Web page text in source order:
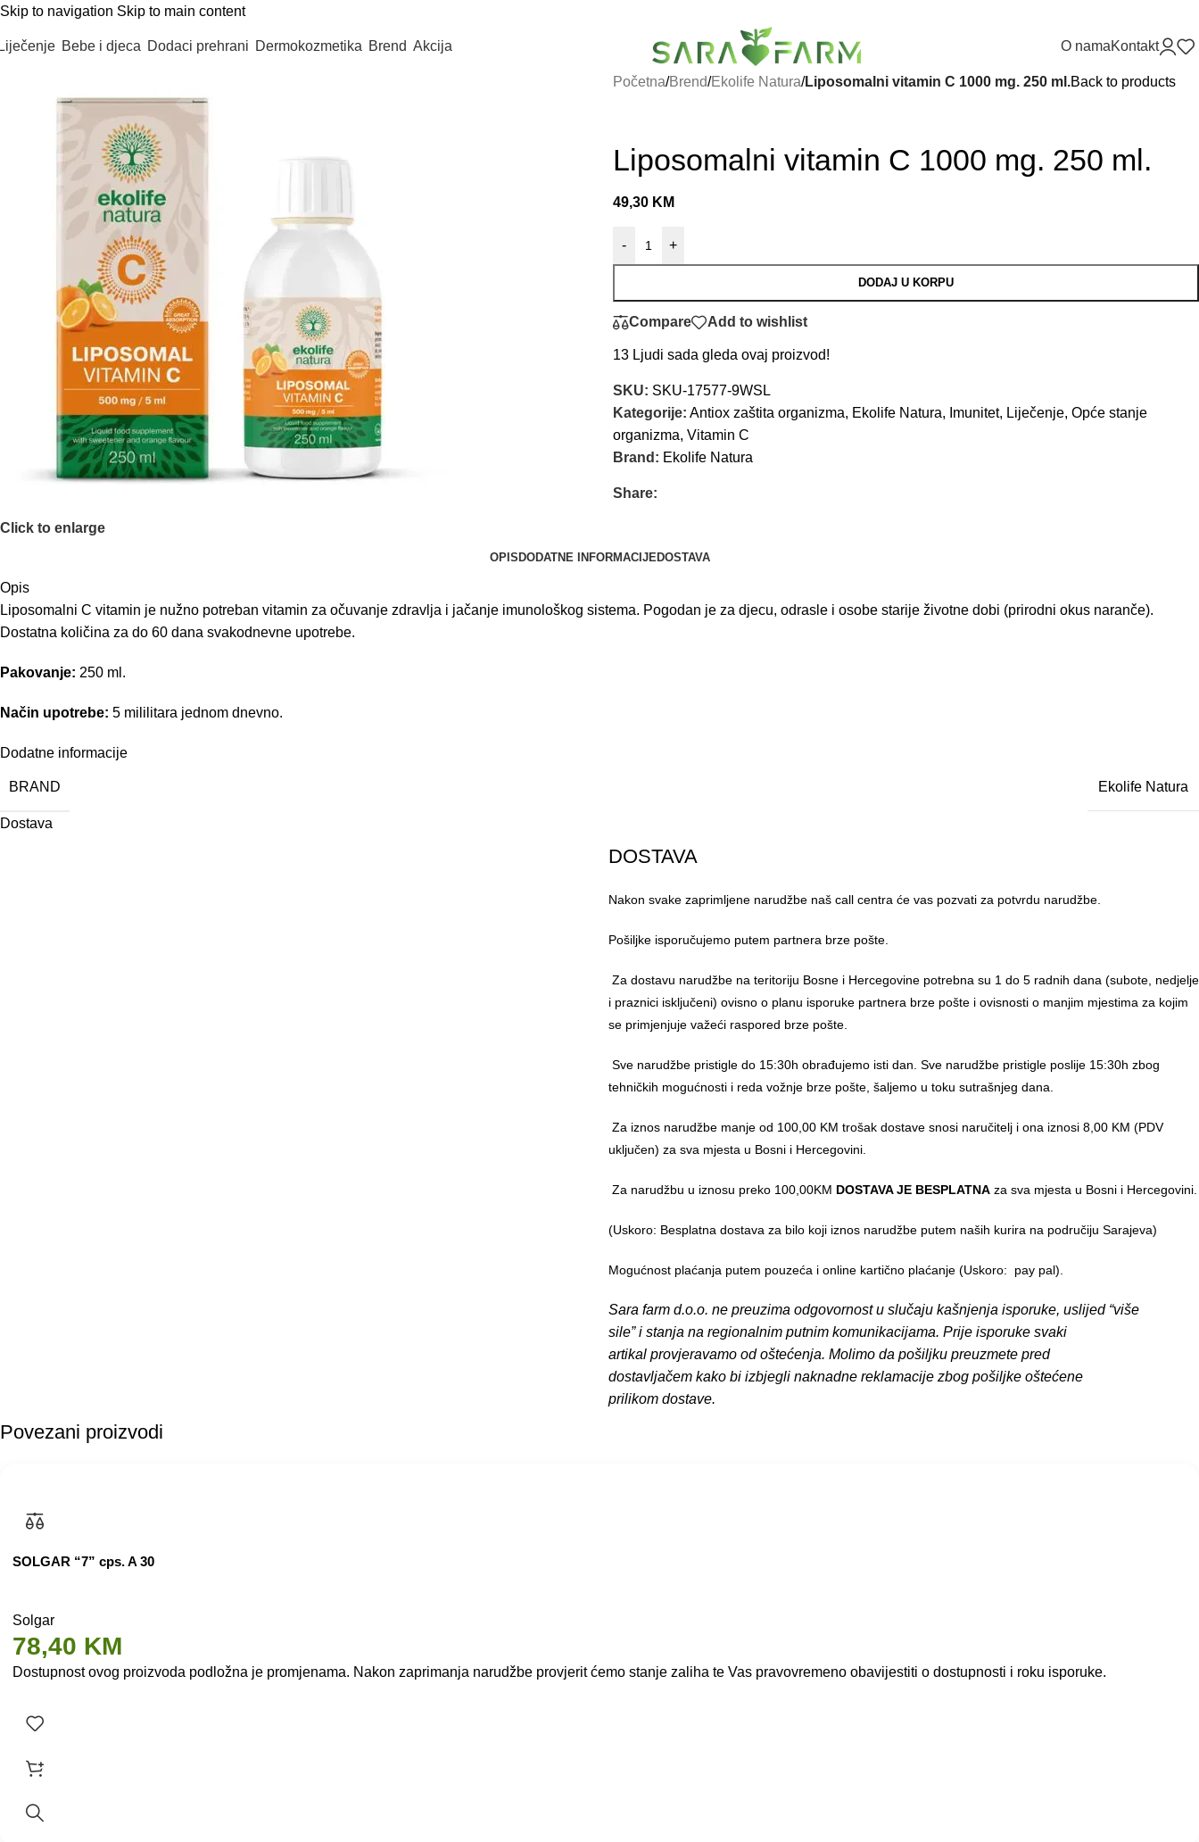
Skip to navigation Skip to main content
Bebe i djeca Dodaci prehrani Dermokozmetika Brend Akcija O namaKontakt
Click to enlarge
Početna/Brend/Ekolife Natura/Liposomalni vitamin C 1000 mg. 250 ml.Back to products
Liposomalni vitamin C 1000 mg. 250 ml.
49,30 KM
- +
DODAJ U KORPU
Compare Add to wishlist
13 Ljudi sada gleda ovaj proizvod!
SKU: SKU-17577-9WSL
Kategorije: Antiox zaštita organizma, Ekolife Natura, Imunitet, Liječenje, Opće stanje
organizma, Vitamin C
Brand: Ekolife Natura
Share:
OPISDODATNE INFORMACIJEDOSTAVA
Opis
Liposomalni C vitamin je nužno potreban vitamin za očuvanje zdravlja i jačanje imunološkog sistema. Pogodan je za djecu, odrasle i osobe starije životne dobi (prirodni okus naranče).
Dostatna količina za do 60 dana svakodnevne upotrebe.
Pakovanje: 250 ml.
Način upotrebe: 5 mililitara jednom dnevno.
Dodatne informacije
BRAND Ekolife Natura
Dostava
DOSTAVA
Nakon svake zaprimljene narudžbe naš call centra će vas pozvati za potvrdu narudžbe.
Pošiljke isporučujemo putem partnera brze pošte.
Za dostavu narudžbe na teritoriju Bosne i Hercegovine potrebna su 1 do 5 radnih dana (subote, nedjelje
i praznici isključeni) ovisno o planu isporuke partnera brze pošte i ovisnosti o manjim mjestima za kojim
se primjenjuje važeći raspored brze pošte.
Sve narudžbe pristigle do 15:30h obrađujemo isti dan. Sve narudžbe pristigle poslije 15:30h zbog
tehničkih mogućnosti i reda vožnje brze pošte, šaljemo u toku sutrašnjeg dana.
Za iznos narudžbe manje od 100,00 KM trošak dostave snosi naručitelj i ona iznosi 8,00 KM (PDV
uključen) za sva mjesta u Bosni i Hercegovini.
Za narudžbu u iznosu preko 100,00KM DOSTAVA JE BESPLATNA za sva mjesta u Bosni i Hercegovini.
(Uskoro: Besplatna dostava za bilo koji iznos narudžbe putem naših kurira na područiju Sarajeva)
Mogućnost plaćanja putem pouzeća i online kartično plaćanje (Uskoro: pay pal).
Sara farm d.o.o. ne preuzima odgovornost u slučaju kašnjenja isporuke, uslijed “više
sile” i stanja na regionalnim putnim komunikacijama. Prije isporuke svaki
artikal provjeravamo od oštećenja. Molimo da pošiljku preuzmete pred
dostavljačem kako bi izbjegli naknadne reklamacije zbog pošiljke oštećene
prilikom dostave.
Povezani proizvodi
SOLGAR “7” cps. A 30
Solgar
78,40 KM
Dostupnost ovog proizvoda podložna je promjenama. Nakon zaprimanja narudžbe provjerit ćemo stanje zaliha te Vas pravovremeno obavijestiti o dostupnosti i roku isporuke.